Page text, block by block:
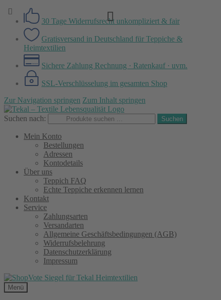
30 Tage Widerrufsrecht unkompliziert & fair
Gratisversand in Deutschland für Teppiche &
Heimtextilien
Sichere Zahlung Rechnung · Ratenkauf · uvm.
SSL-Verschlüsselung im gesamten Shop
Zur Navigation springen Zum Inhalt springen
Suchen nach: Suchen
Mein Konto
Bestellungen
Adressen
Kontodetails
Über uns
Teppich FAQ
Echte Teppiche erkennen lernen
Kontakt
Service
Zahlungsarten
Versandarten
Allgemeine Geschäftsbedingungen (AGB)
Widerrufsbelehrung
Datenschutzerklärung
Impressum
Menü